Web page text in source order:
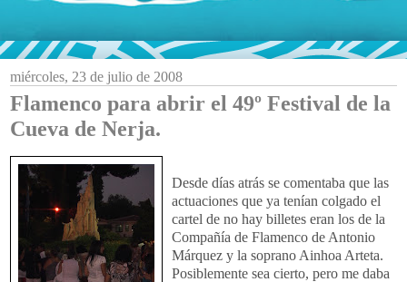
miércoles, 23 de julio de 2008
Flamenco para abrir el 49º Festival de la
Cueva de Nerja.
Desde días atrás se comentaba que las
actuaciones que ya tenían colgado el
cartel de no hay billetes eran los de la
Compañía de Flamenco de Antonio
Márquez y la soprano Ainhoa Arteta.
Posiblemente sea cierto, pero me daba